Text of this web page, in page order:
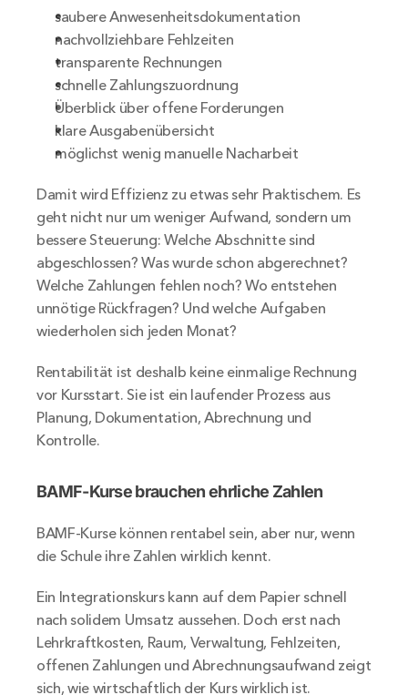
saubere Anwesenheitsdokumentation
nachvollziehbare Fehlzeiten
transparente Rechnungen
schnelle Zahlungszuordnung
Überblick über offene Forderungen
klare Ausgabenübersicht
möglichst wenig manuelle Nacharbeit
Damit wird Effizienz zu etwas sehr Praktischem. Es
geht nicht nur um weniger Aufwand, sondern um
bessere Steuerung: Welche Abschnitte sind
abgeschlossen? Was wurde schon abgerechnet?
Welche Zahlungen fehlen noch? Wo entstehen
unnötige Rückfragen? Und welche Aufgaben
wiederholen sich jeden Monat?
Rentabilität ist deshalb keine einmalige Rechnung
vor Kursstart. Sie ist ein laufender Prozess aus
Planung, Dokumentation, Abrechnung und
Kontrolle.
BAMF-Kurse brauchen ehrliche Zahlen
BAMF-Kurse können rentabel sein, aber nur, wenn
die Schule ihre Zahlen wirklich kennt.
Ein Integrationskurs kann auf dem Papier schnell
nach solidem Umsatz aussehen. Doch erst nach
Lehrkraftkosten, Raum, Verwaltung, Fehlzeiten,
offenen Zahlungen und Abrechnungsaufwand zeigt
sich, wie wirtschaftlich der Kurs wirklich ist.